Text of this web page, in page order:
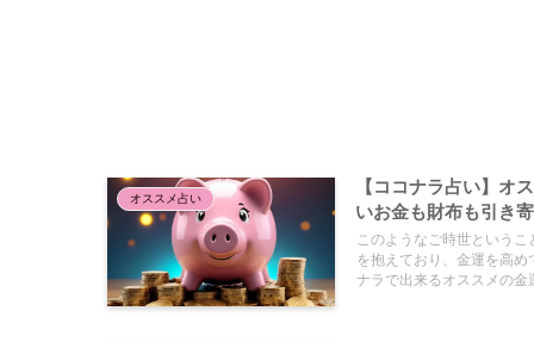
オススメ占い
【ココナラ占い】オ
いお金も財布も引き
このようなご時世という
を抱えており、金運を高
ナラで出来るオススメの金